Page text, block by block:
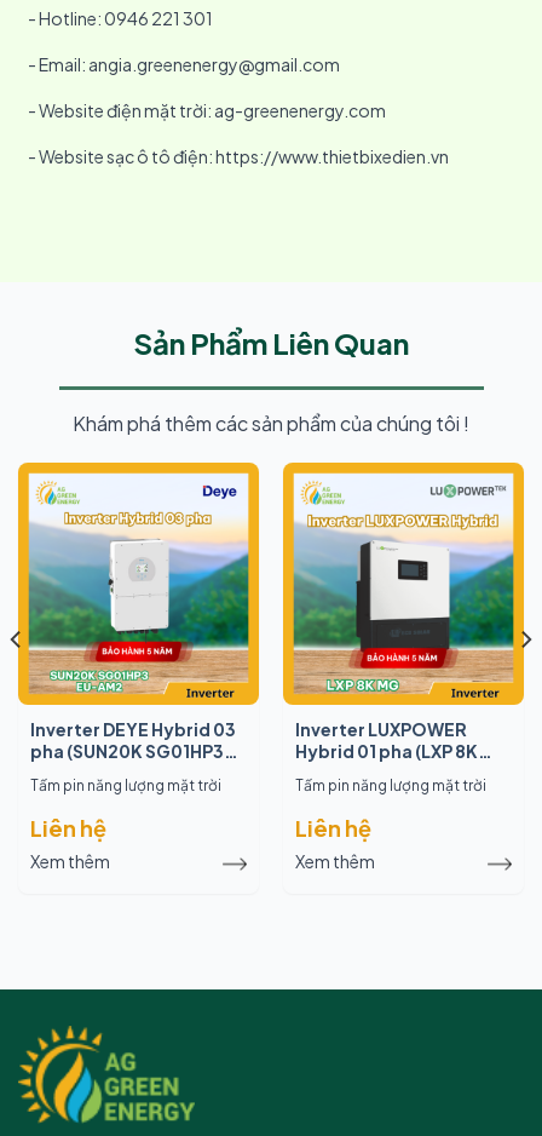
- Hotline: 0946 221 301
- Email: angia.greenenergy@gmail.com
- Website điện mặt trời: ag-greenenergy.com
- Website sạc ô tô điện: https://www.thietbixedien.vn
Sản Phẩm Liên Quan
Khám phá thêm các sản phẩm của chúng tôi !
Inverter DEYE Hybrid 03
pha (SUN20K SG01HP3
Tấm pin năng lượng mặt trời
Liên hệ
Xem thêm
Inverter LUXPOWER
Hybrid 01 pha (LXP 8K
Tấm pin năng lượng mặt trời
Liên hệ
Xem thêm